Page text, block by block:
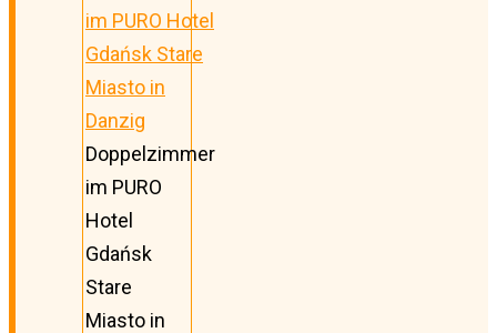
Doppelzimmer
im PURO
Hotel
Gdańsk
Stare
Miasto in